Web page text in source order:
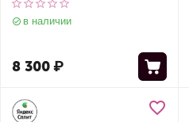
в наличии
8 300₽